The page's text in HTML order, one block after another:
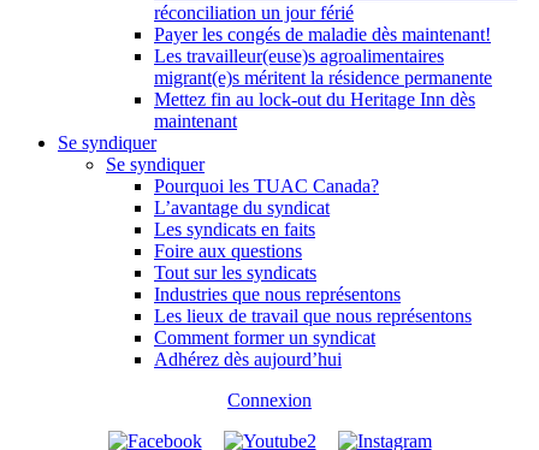
réconciliation un jour férié
Payer les congés de maladie dès maintenant!
Les travailleur(euse)s agroalimentaires
migrant(e)s méritent la résidence permanente
Mettez fin au lock-out du Heritage Inn dès
maintenant
Se syndiquer
Se syndiquer
Pourquoi les TUAC Canada?
L’avantage du syndicat
Les syndicats en faits
Foire aux questions
Tout sur les syndicats
Industries que nous représentons
Les lieux de travail que nous représentons
Comment former un syndicat
Adhérez dès aujourd’hui
Connexion